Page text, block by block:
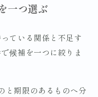
一つ選ぶ
ている関係と不足す
候補を一つに絞りま
と期限のあるものへ分